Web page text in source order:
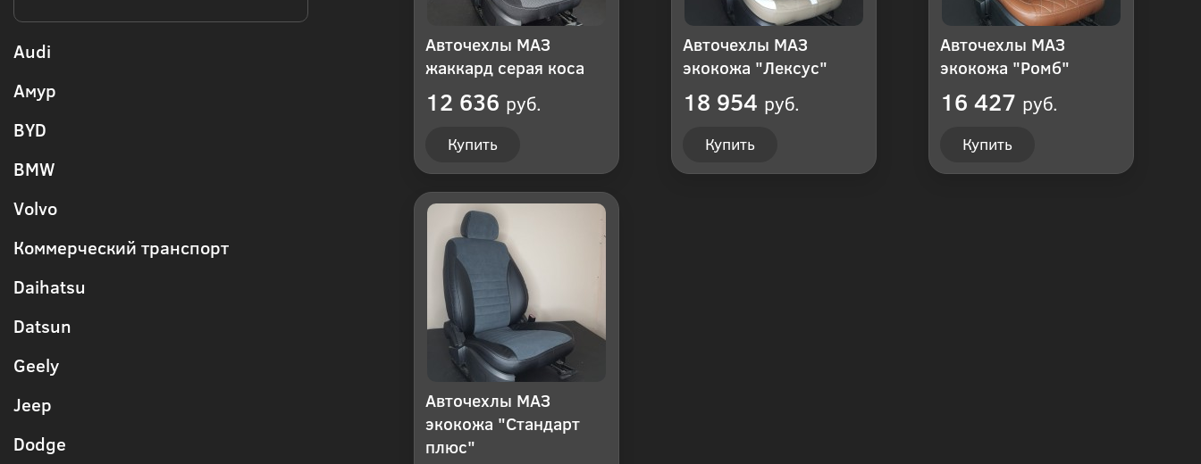
Audi
Амур
BYD
BMW
Volvo
Коммерческий транспорт
Daihatsu
Datsun
Geely
Jeep
Dodge
Авточехлы МАЗ
жаккард серая коса
12 636 руб.
Купить
Авточехлы МАЗ
экокожа "Лексус"
18 954 руб.
Купить
Авточехлы МАЗ
экокожа "Ромб"
16 427 руб.
Купить
Авточехлы МАЗ
экокожа "Стандарт
плюс"